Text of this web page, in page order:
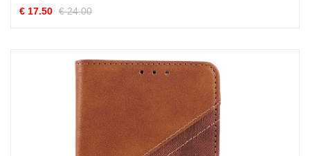
€ 17.50 € 24.00